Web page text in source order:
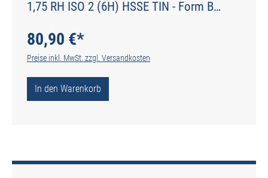
1,75 RH ISO 2 (6H) HSSE TIN - Form B
80,90 €*
Preise inkl. MwSt. zzgl. Versandkosten
In den Warenkorb